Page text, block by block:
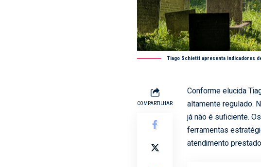
Tiago Schietti apresenta indicadores
COMPARTILHAR
Conforme elucida
altamente regulado.
já não é suficiente.
ferramentas
atendimento